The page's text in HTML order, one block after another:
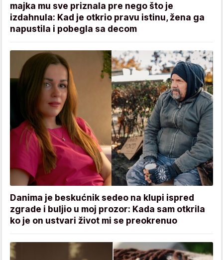
majka mu sve priznala pre nego što je
izdahnula: Kad je otkrio pravu istinu, žena ga
napustila i pobegla sa decom
Danima je beskućnik sedeo na klupi ispred
zgrade i buljio u moj prozor: Kada sam otkrila
ko je on ustvari život mi se preokrenuo